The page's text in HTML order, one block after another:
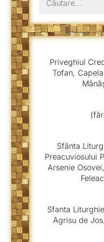
după:
Priveghiul
Tofan,
Sfânta
Preacuviosului
Arsenie
Sfanta
Agrisu de